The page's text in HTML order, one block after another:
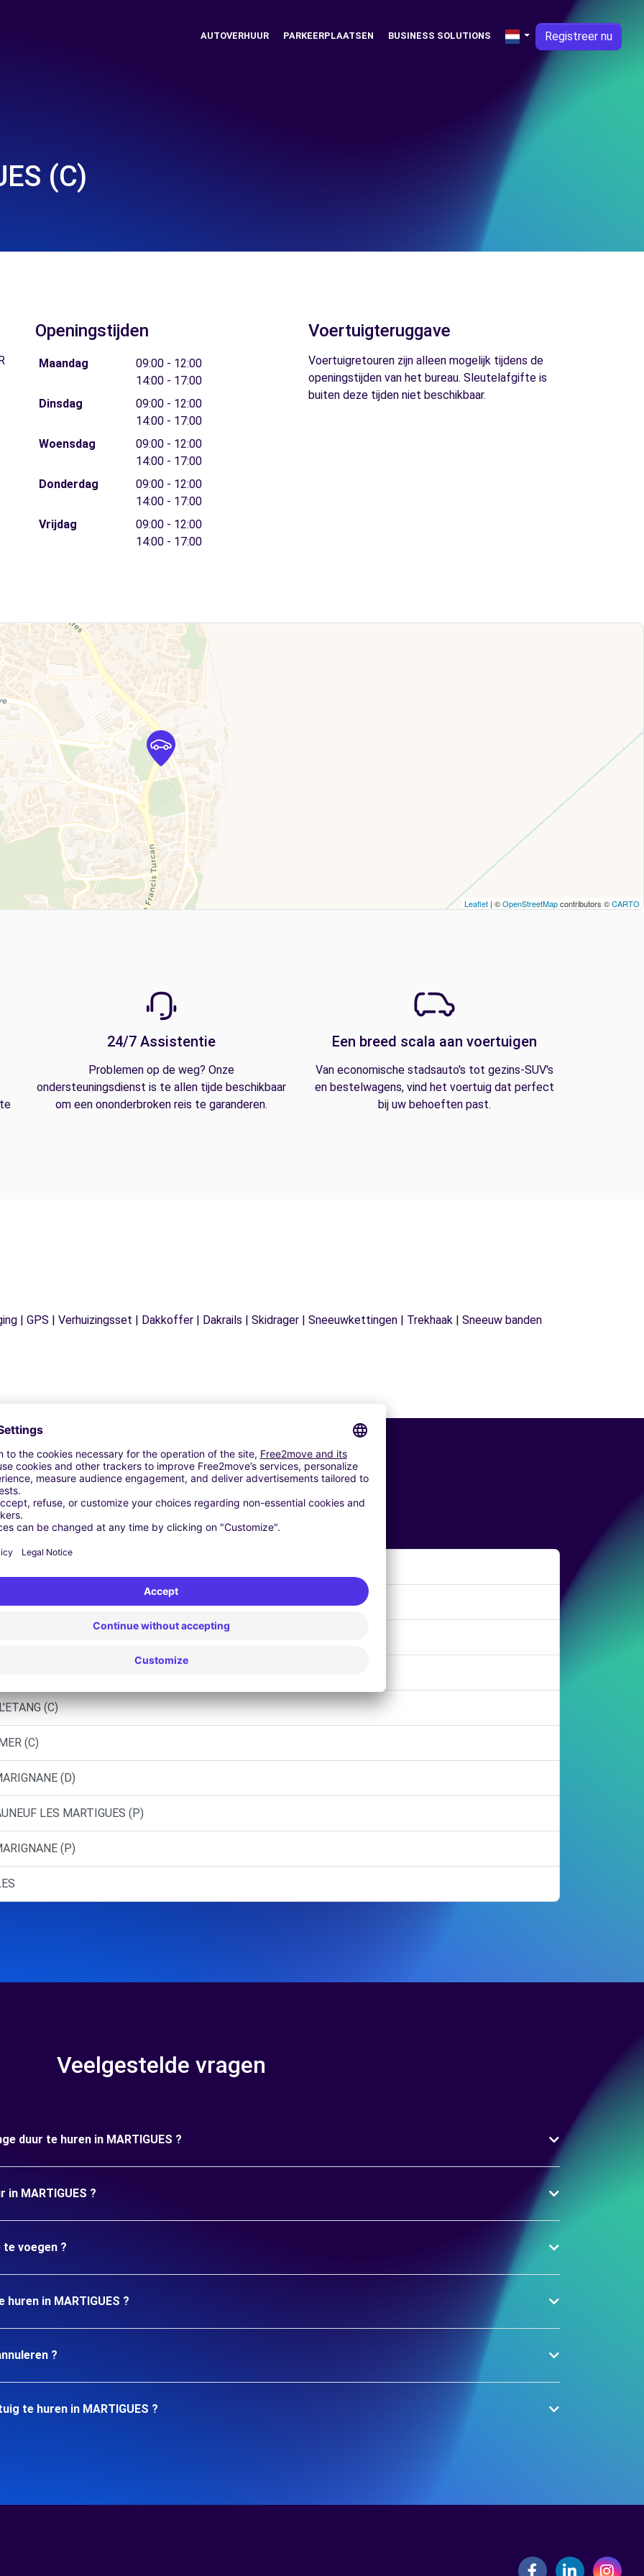
AUTOVERHUUR PARKEERPLAATSEN BUSINESS SOLUTIONS Registreer nu
(C)
Openingstijden
Maandag
09:00 - 12:00
14:00 - 17:00
Dinsdag
09:00 - 12:00
14:00 - 17:00
Woensdag
09:00 - 12:00
14:00 - 17:00
Donderdag
09:00 - 12:00
14:00 - 17:00
Vrijdag
09:00 - 12:00
14:00 - 17:00
Voertuigteruggave
Voertuigretouren zijn alleen mogelijk tijdens de
openingstijden van het bureau. Sleutelafgifte is
buiten deze tijden niet beschikbaar.
Leaflet | ©OpenStreetMapcontributors ©CARTO
24/7 Assistentie
Problemen op de weg? Onze
ondersteuningsdienst is te allen tijde beschikbaar
om een ononderbroken reis te garanderen.
Een breed scala aan voertuigen
Van economische stadsauto's tot gezins-SUV's
en bestelwagens, vind het voertuig dat perfect
bij uw behoeften past.
| GPS | Verhuizingsset | Dakkoffer | Dakrails | Skidrager | Sneeuwkettingen | Trekhaak | Sneeuw banden
Vergelijkbare Agentschappen
(C)
(C)
(D)
LES MARTIGUES (P)
(P)
Veelgestelde vragen
duur te huren in MARTIGUES ?
MARTIGUES ?
voegen ?
in MARTIGUES ?
?
te huren in MARTIGUES ?